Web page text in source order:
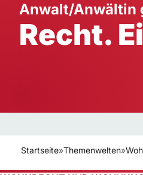
Ausbildung
Anwalt/Anwältin
Recht.
Startseite»Themenwelten»